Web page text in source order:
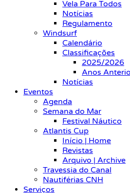
Vela Para Todos
Notícias
Regulamento
Windsurf
Calendário
Classificações
2025/2026
Anos
Notícias
Eventos
Agenda
Semana do Mar
Festival Náutico
Atlantis Cup
Início | Home
Revistas
Arquivo | Archive
Travessia do Canal
Nautiférias CNH
Serviços